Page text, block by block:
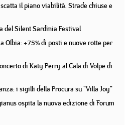
il piano viabilità. Strade chiuse e
del Silent Sardinia Festival
Olbia: +75% di posti e nuove rotte per
di Katy Perry al Cala di Volpe di
i sigilli della Procura su "Villa Joy"
ospita la nuova edizione di Forum